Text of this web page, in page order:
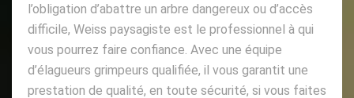
l’obligation d’abattre un arbre dangereux ou d’accès
difficile, Weiss paysagiste est le professionnel à qui
vous pourrez faire confiance. Avec une équipe
d’élagueurs grimpeurs qualifiée, il vous garantit une
prestation de qualité, en toute sécurité, si vous faites